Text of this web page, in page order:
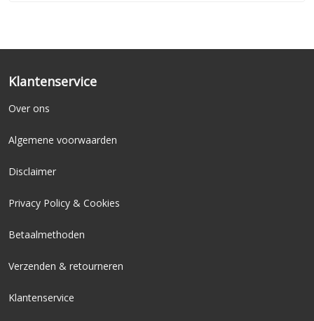
Klantenservice
Over ons
Algemene voorwaarden
Disclaimer
Privacy Policy & Cookies
Betaalmethoden
Verzenden & retourneren
Klantenservice